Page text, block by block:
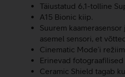
Täiustatud 6,1-tolline
A15 Bionic kiip.
Suurem
asemel sensori, et
Cinematic Mode’i
Erinevad
Ceramic Shield tagab